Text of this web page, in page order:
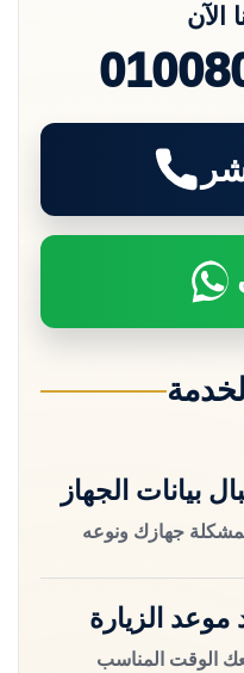
الآن
بيانات الجهاز
بمشكلة جهازك ونوعه
موعد الزيارة
الوقت المناسب